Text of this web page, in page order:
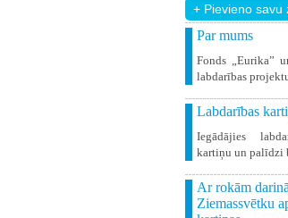
+ Pievieno savu
Par mums
Fonds „Eurika”
labdarības
Labdarības
Iegādājies
kartiņu un palīdzi
Ar rokām
Ziemassvētku